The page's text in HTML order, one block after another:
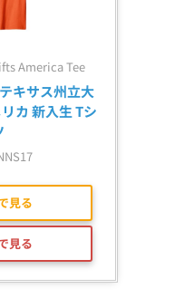
America Tee
キサス州立大
カ 新入生 Tシ
見る
見る